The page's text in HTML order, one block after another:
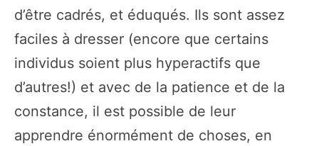
d’être cadrés, et éduqués. Ils sont assez
faciles à dresser (encore que certains
individus soient plus hyperactifs que
d’autres!) et avec de la patience et de la
constance, il est possible de leur
apprendre énormément de choses, en